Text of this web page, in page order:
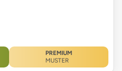
PREMIUM
MUSTER